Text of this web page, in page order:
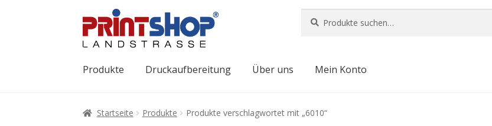
nach:
Produkte Druckaufbereitung Über uns Mein Konto
Startseite Produkte Produkte verschlagwortet mit „6010“